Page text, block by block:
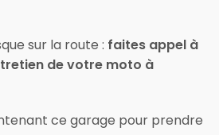
sur la route : faites appel à
de votre moto à
ce garage pour prendre